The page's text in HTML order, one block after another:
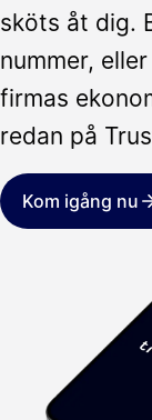
sköts åt dig.
nummer,
firmas
redan på
Kom igång nu